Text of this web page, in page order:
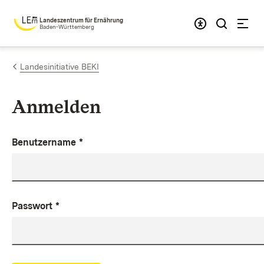
Zum Inhalt springen
Landeszentrum für Ernährung
Baden-Württemberg
Landesinitiative BEKI
Anmelden
Benutzername *
Passwort *